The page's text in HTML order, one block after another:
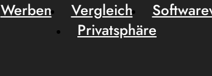
Werben Vergleich
Privatsphäre